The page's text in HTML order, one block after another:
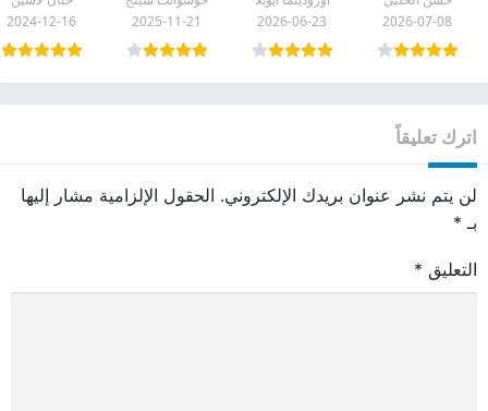
2026-07-08
2026-06-23
2025-11-21
2024-12-16
اترك تعليقاً
لن يتم نشر عنوان بريدك الإلكتروني. الحقول الإلزامية مشار إليها
بـ *
التعليق *